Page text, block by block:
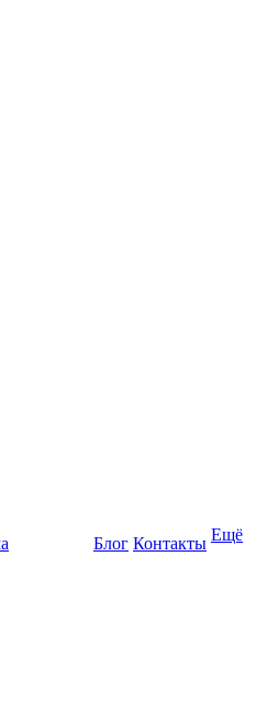
Блог Контакты Ещё